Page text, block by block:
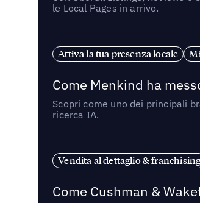
le Local Pages in arrivo.
Attiva la tua presenza locale
Come Menkind ha
Scopri come uno dei principali
ricerca IA.
Vendita al dettaglio & franchising
Come Cushman &